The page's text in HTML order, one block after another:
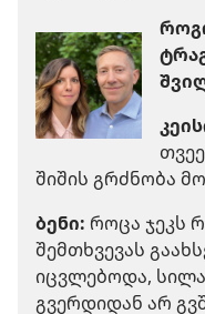
შიშის გრძნობა
ბენი: როცა ჯეკს
შემთხვევას
იცვლებოდა,
გვერდიდან არ